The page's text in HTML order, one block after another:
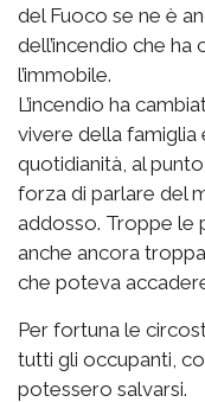
del Fuoco se ne è
dell’incendio che
l’immobile.
L’incendio ha
vivere della famiglia
quotidianità, al
forza di parlare del
addosso. Troppe le
anche ancora
che poteva
Per fortuna le
tutti gli occupanti,
potessero salvarsi.